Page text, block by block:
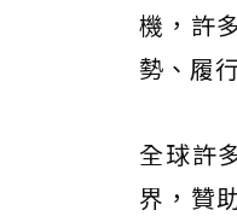
機，許
勢、履
全球許
界，贊